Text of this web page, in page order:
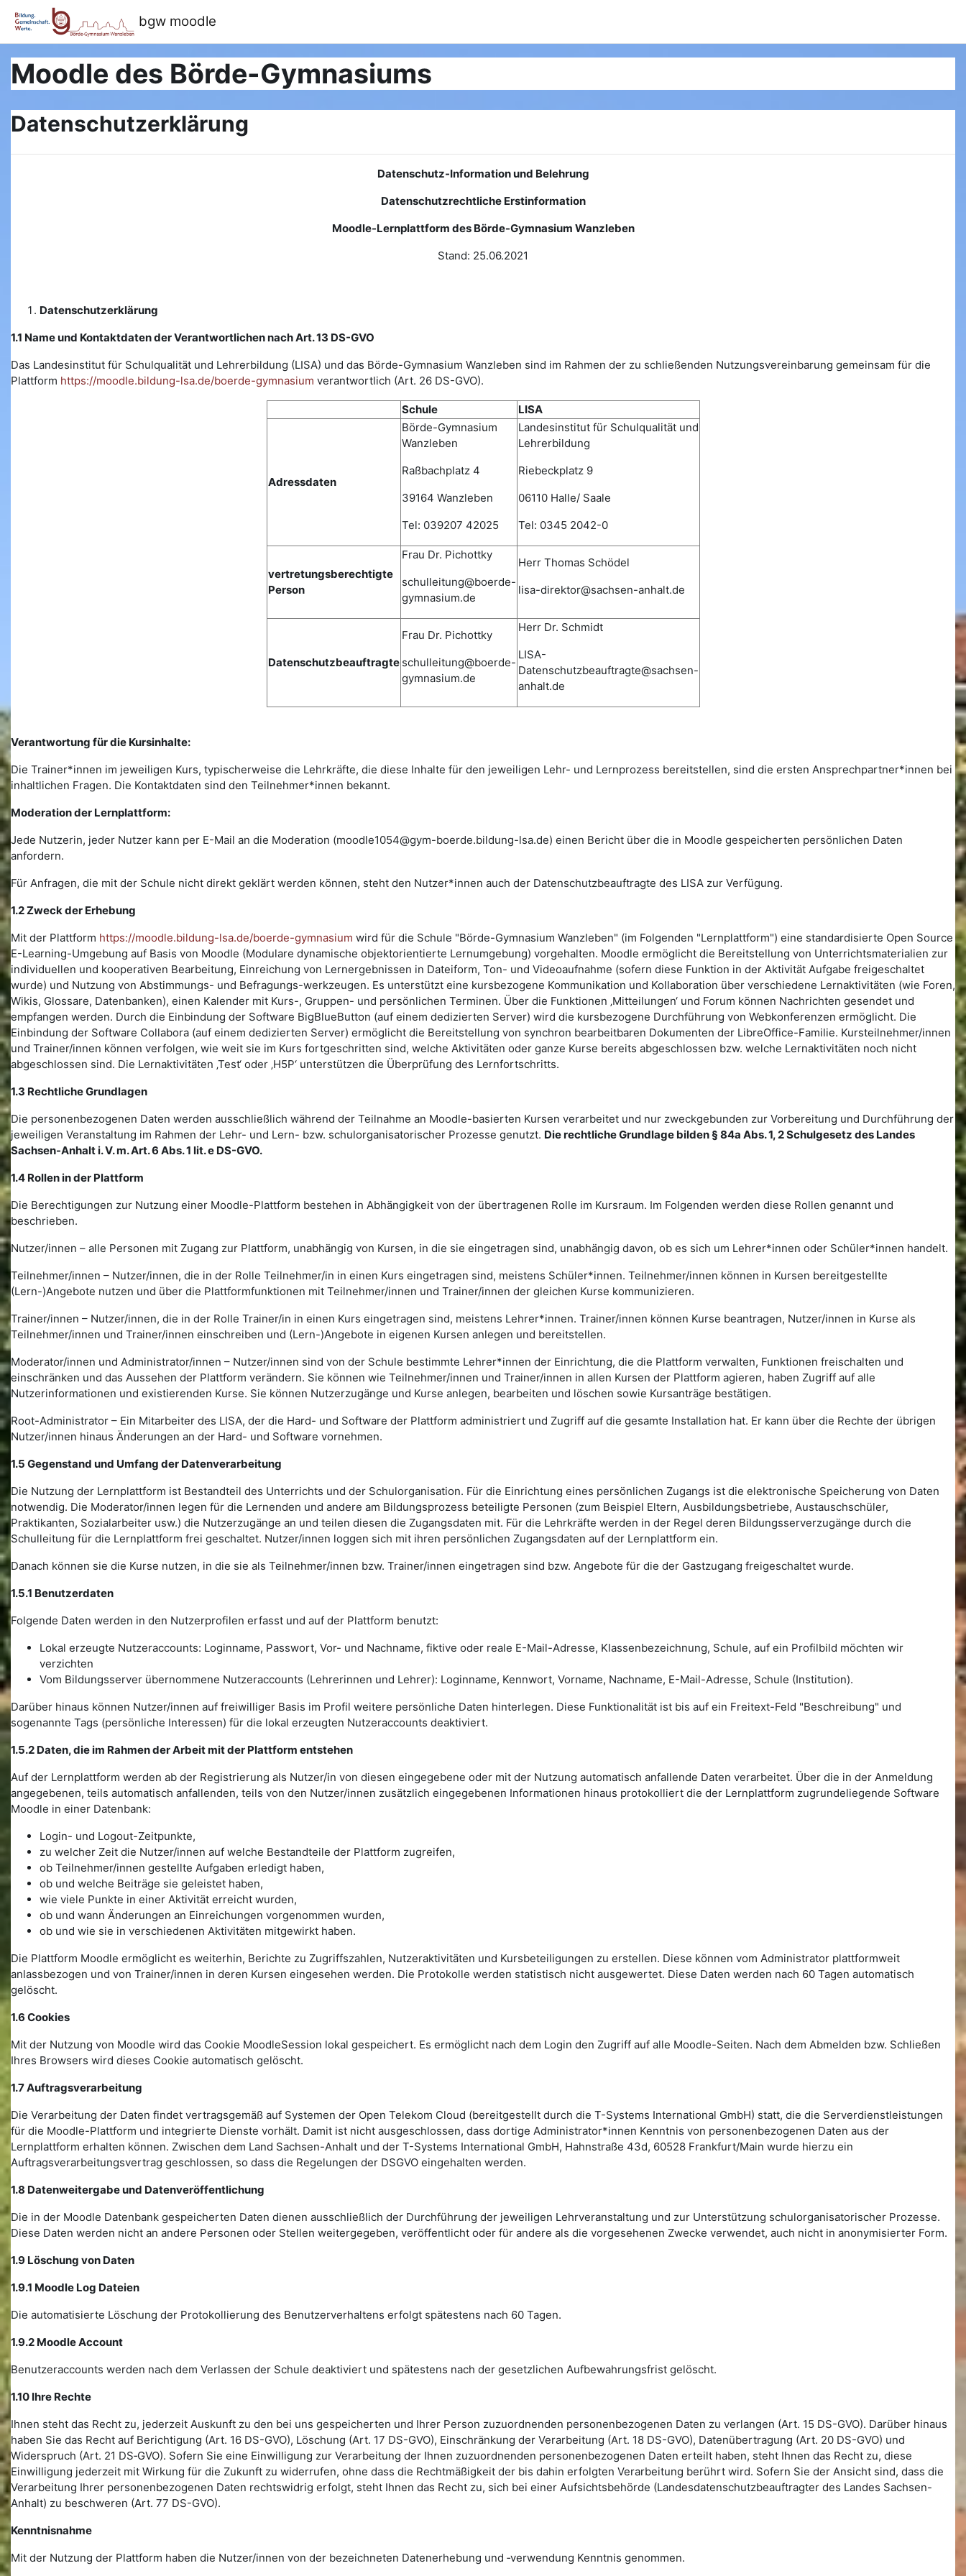
Salta al contenido principal
bgw moodle
Moodle des Börde-Gymnasiums
Datenschutzerklärung
Datenschutz-Information und Belehrung
Datenschutzrechtliche Erstinformation
Moodle-Lernplattform des Börde-Gymnasium Wanzleben
Stand: 25.06.2021
Datenschutzerklärung
1.1 Name und Kontaktdaten der Verantwortlichen nach Art. 13 DS-GVO
Das Landesinstitut für Schulqualität und Lehrerbildung (LISA) und das Börde-Gymnasium Wanzleben sind im Rahmen der zu schließenden Nutzungsvereinbarung gemeinsam für die
Plattform https://moodle.bildung-lsa.de/boerde-gymnasium verantwortlich (Art. 26 DS-GVO).
Schule LISA
Adressdaten
Börde-Gymnasium
Wanzleben
Raßbachplatz 4
39164 Wanzleben
Tel: 039207 42025
Landesinstitut für Schulqualität und
Lehrerbildung
Riebeckplatz 9
06110 Halle/ Saale
Tel: 0345 2042-0
vertretungsberechtigte
Person
Frau Dr. Pichottky
schulleitung@boerde-
gymnasium.de
Herr Thomas Schödel
lisa-direktor@sachsen-anhalt.de
Datenschutzbeauftragte
Frau Dr. Pichottky
schulleitung@boerde-
gymnasium.de
Herr Dr. Schmidt
LISA-
Datenschutzbeauftragte@sachsen-
anhalt.de
Verantwortung für die Kursinhalte:
Die Trainer*innen im jeweiligen Kurs, typischerweise die Lehrkräfte, die diese Inhalte für den jeweiligen Lehr- und Lernprozess bereitstellen, sind die ersten Ansprechpartner*innen bei
inhaltlichen Fragen. Die Kontaktdaten sind den Teilnehmer*innen bekannt.
Moderation der Lernplattform:
Jede Nutzerin, jeder Nutzer kann per E-Mail an die Moderation (moodle1054@gym-boerde.bildung-lsa.de) einen Bericht über die in Moodle gespeicherten persönlichen Daten
anfordern.
Für Anfragen, die mit der Schule nicht direkt geklärt werden können, steht den Nutzer*innen auch der Datenschutzbeauftragte des LISA zur Verfügung.
1.2 Zweck der Erhebung
Mit der Plattform https://moodle.bildung-lsa.de/boerde-gymnasium wird für die Schule "Börde-Gymnasium Wanzleben" (im Folgenden "Lernplattform") eine standardisierte Open Source
E-Learning-Umgebung auf Basis von Moodle (Modulare dynamische objektorientierte Lernumgebung) vorgehalten. Moodle ermöglicht die Bereitstellung von Unterrichtsmaterialien zur
individuellen und kooperativen Bearbeitung, Einreichung von Lernergebnissen in Dateiform, Ton- und Videoaufnahme (sofern diese Funktion in der Aktivität Aufgabe freigeschaltet
wurde) und Nutzung von Abstimmungs- und Befragungs-werkzeugen. Es unterstützt eine kursbezogene Kommunikation und Kollaboration über verschiedene Lernaktivitäten (wie Foren,
Wikis, Glossare, Datenbanken), einen Kalender mit Kurs-, Gruppen- und persönlichen Terminen. Über die Funktionen ‚Mitteilungen‘ und Forum können Nachrichten gesendet und
empfangen werden. Durch die Einbindung der Software BigBlueButton (auf einem dedizierten Server) wird die kursbezogene Durchführung von Webkonferenzen ermöglicht. Die
Einbindung der Software Collabora (auf einem dedizierten Server) ermöglicht die Bereitstellung von synchron bearbeitbaren Dokumenten der LibreOffice-Familie. Kursteilnehmer/innen
und Trainer/innen können verfolgen, wie weit sie im Kurs fortgeschritten sind, welche Aktivitäten oder ganze Kurse bereits abgeschlossen bzw. welche Lernaktivitäten noch nicht
abgeschlossen sind. Die Lernaktivitäten ‚Test‘ oder ‚H5P‘ unterstützen die Überprüfung des Lernfortschritts.
1.3 Rechtliche Grundlagen
Die personenbezogenen Daten werden ausschließlich während der Teilnahme an Moodle-basierten Kursen verarbeitet und nur zweckgebunden zur Vorbereitung und Durchführung der
jeweiligen Veranstaltung im Rahmen der Lehr- und Lern- bzw. schulorganisatorischer Prozesse genutzt. Die rechtliche Grundlage bilden § 84a Abs. 1, 2 Schulgesetz des Landes
Sachsen-Anhalt i. V. m. Art. 6 Abs. 1 lit. e DS-GVO.
1.4 Rollen in der Plattform
Die Berechtigungen zur Nutzung einer Moodle-Plattform bestehen in Abhängigkeit von der übertragenen Rolle im Kursraum. Im Folgenden werden diese Rollen genannt und
beschrieben.
Nutzer/innen – alle Personen mit Zugang zur Plattform, unabhängig von Kursen, in die sie eingetragen sind, unabhängig davon, ob es sich um Lehrer*innen oder Schüler*innen handelt.
Teilnehmer/innen – Nutzer/innen, die in der Rolle Teilnehmer/in in einen Kurs eingetragen sind, meistens Schüler*innen. Teilnehmer/innen können in Kursen bereitgestellte
(Lern-)Angebote nutzen und über die Plattformfunktionen mit Teilnehmer/innen und Trainer/innen der gleichen Kurse kommunizieren.
Trainer/innen – Nutzer/innen, die in der Rolle Trainer/in in einen Kurs eingetragen sind, meistens Lehrer*innen. Trainer/innen können Kurse beantragen, Nutzer/innen in Kurse als
Teilnehmer/innen und Trainer/innen einschreiben und (Lern-)Angebote in eigenen Kursen anlegen und bereitstellen.
Moderator/innen und Administrator/innen – Nutzer/innen sind von der Schule bestimmte Lehrer*innen der Einrichtung, die die Plattform verwalten, Funktionen freischalten und
einschränken und das Aussehen der Plattform verändern. Sie können wie Teilnehmer/innen und Trainer/innen in allen Kursen der Plattform agieren, haben Zugriff auf alle
Nutzerinformationen und existierenden Kurse. Sie können Nutzerzugänge und Kurse anlegen, bearbeiten und löschen sowie Kursanträge bestätigen.
Root-Administrator – Ein Mitarbeiter des LISA, der die Hard- und Software der Plattform administriert und Zugriff auf die gesamte Installation hat. Er kann über die Rechte der übrigen
Nutzer/innen hinaus Änderungen an der Hard- und Software vornehmen.
1.5 Gegenstand und Umfang der Datenverarbeitung
Die Nutzung der Lernplattform ist Bestandteil des Unterrichts und der Schulorganisation. Für die Einrichtung eines persönlichen Zugangs ist die elektronische Speicherung von Daten
notwendig. Die Moderator/innen legen für die Lernenden und andere am Bildungsprozess beteiligte Personen (zum Beispiel Eltern, Ausbildungsbetriebe, Austauschschüler,
Praktikanten, Sozialarbeiter usw.) die Nutzerzugänge an und teilen diesen die Zugangsdaten mit. Für die Lehrkräfte werden in der Regel deren Bildungsserverzugänge durch die
Schulleitung für die Lernplattform frei geschaltet. Nutzer/innen loggen sich mit ihren persönlichen Zugangsdaten auf der Lernplattform ein.
Danach können sie die Kurse nutzen, in die sie als Teilnehmer/innen bzw. Trainer/innen eingetragen sind bzw. Angebote für die der Gastzugang freigeschaltet wurde.
1.5.1 Benutzerdaten
Folgende Daten werden in den Nutzerprofilen erfasst und auf der Plattform benutzt:
Lokal erzeugte Nutzeraccounts: Loginname, Passwort, Vor- und Nachname, fiktive oder reale E-Mail-Adresse, Klassenbezeichnung, Schule, auf ein Profilbild möchten wir
verzichten
Vom Bildungsserver übernommene Nutzeraccounts (Lehrerinnen und Lehrer): Loginname, Kennwort, Vorname, Nachname, E-Mail-Adresse, Schule (Institution).
Darüber hinaus können Nutzer/innen auf freiwilliger Basis im Profil weitere persönliche Daten hinterlegen. Diese Funktionalität ist bis auf ein Freitext-Feld "Beschreibung" und
sogenannte Tags (persönliche Interessen) für die lokal erzeugten Nutzeraccounts deaktiviert.
1.5.2 Daten, die im Rahmen der Arbeit mit der Plattform entstehen
Auf der Lernplattform werden ab der Registrierung als Nutzer/in von diesen eingegebene oder mit der Nutzung automatisch anfallende Daten verarbeitet. Über die in der Anmeldung
angegebenen, teils automatisch anfallenden, teils von den Nutzer/innen zusätzlich eingegebenen Informationen hinaus protokolliert die der Lernplattform zugrundeliegende Software
Moodle in einer Datenbank:
Login- und Logout-Zeitpunkte,
zu welcher Zeit die Nutzer/innen auf welche Bestandteile der Plattform zugreifen,
ob Teilnehmer/innen gestellte Aufgaben erledigt haben,
ob und welche Beiträge sie geleistet haben,
wie viele Punkte in einer Aktivität erreicht wurden,
ob und wann Änderungen an Einreichungen vorgenommen wurden,
ob und wie sie in verschiedenen Aktivitäten mitgewirkt haben.
Die Plattform Moodle ermöglicht es weiterhin, Berichte zu Zugriffszahlen, Nutzeraktivitäten und Kursbeteiligungen zu erstellen. Diese können vom Administrator plattformweit
anlassbezogen und von Trainer/innen in deren Kursen eingesehen werden. Die Protokolle werden statistisch nicht ausgewertet. Diese Daten werden nach 60 Tagen automatisch
gelöscht.
1.6 Cookies
Mit der Nutzung von Moodle wird das Cookie MoodleSession lokal gespeichert. Es ermöglicht nach dem Login den Zugriff auf alle Moodle-Seiten. Nach dem Abmelden bzw. Schließen
Ihres Browsers wird dieses Cookie automatisch gelöscht.
1.7 Auftragsverarbeitung
Die Verarbeitung der Daten findet vertragsgemäß auf Systemen der Open Telekom Cloud (bereitgestellt durch die T-Systems International GmbH) statt, die die Serverdienstleistungen
für die Moodle-Plattform und integrierte Dienste vorhält. Damit ist nicht ausgeschlossen, dass dortige Administrator*innen Kenntnis von personenbezogenen Daten aus der
Lernplattform erhalten können. Zwischen dem Land Sachsen-Anhalt und der T-Systems International GmbH, Hahnstraße 43d, 60528 Frankfurt/Main wurde hierzu ein
Auftragsverarbeitungsvertrag geschlossen, so dass die Regelungen der DSGVO eingehalten werden.
1.8 Datenweitergabe und Datenveröffentlichung
Die in der Moodle Datenbank gespeicherten Daten dienen ausschließlich der Durchführung der jeweiligen Lehrveranstaltung und zur Unterstützung schulorganisatorischer Prozesse.
Diese Daten werden nicht an andere Personen oder Stellen weitergegeben, veröffentlicht oder für andere als die vorgesehenen Zwecke verwendet, auch nicht in anonymisierter Form.
1.9 Löschung von Daten
1.9.1 Moodle Log Dateien
Die automatisierte Löschung der Protokollierung des Benutzerverhaltens erfolgt spätestens nach 60 Tagen.
1.9.2 Moodle Account
Benutzeraccounts werden nach dem Verlassen der Schule deaktiviert und spätestens nach der gesetzlichen Aufbewahrungsfrist gelöscht.
1.10 Ihre Rechte
Ihnen steht das Recht zu, jederzeit Auskunft zu den bei uns gespeicherten und Ihrer Person zuzuordnenden personenbezogenen Daten zu verlangen (Art. 15 DS-GVO). Darüber hinaus
haben Sie das Recht auf Berichtigung (Art. 16 DS-GVO), Löschung (Art. 17 DS-GVO), Einschränkung der Verarbeitung (Art. 18 DS-GVO), Datenübertragung (Art. 20 DS-GVO) und
Widerspruch (Art. 21 DS‑GVO). Sofern Sie eine Einwilligung zur Verarbeitung der Ihnen zuzuordnenden personenbezogenen Daten erteilt haben, steht Ihnen das Recht zu, diese
Einwilligung jederzeit mit Wirkung für die Zukunft zu widerrufen, ohne dass die Rechtmäßigkeit der bis dahin erfolgten Verarbeitung berührt wird. Sofern Sie der Ansicht sind, dass die
Verarbeitung Ihrer personenbezogenen Daten rechtswidrig erfolgt, steht Ihnen das Recht zu, sich bei einer Aufsichtsbehörde (Landesdatenschutzbeauftragter des Landes Sachsen-
Anhalt) zu beschweren (Art. 77 DS-GVO).
Kenntnisnahme
Mit der Nutzung der Plattform haben die Nutzer/innen von der bezeichneten Datenerhebung und ‑verwendung Kenntnis genommen.